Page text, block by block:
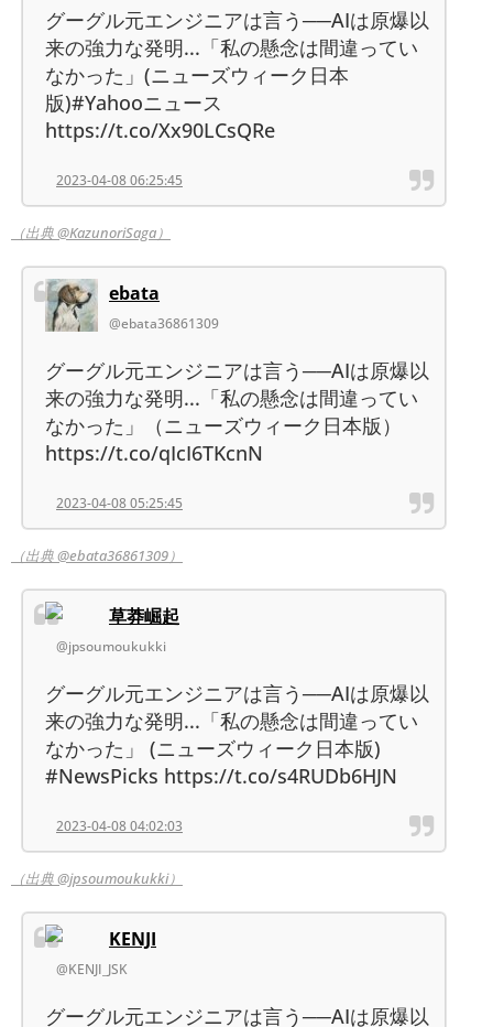
グーグル元エンジニアは言う──AIは原爆以
来の強力な発明...「私の懸念は間違ってい
なかった」(ニューズウィーク日本
版)#Yahooニュース
https://t.co/Xx90LCsQRe
2023-04-08 06:25:45
（出典 @KazunoriSaga）
ebata
@ebata36861309
グーグル元エンジニアは言う──AIは原爆以
来の強力な発明...「私の懸念は間違ってい
なかった」（ニューズウィーク日本版）
https://t.co/qIcI6TKcnN
2023-04-08 05:25:45
（出典 @ebata36861309）
草莽崛起
@jpsoumoukukki
グーグル元エンジニアは言う──AIは原爆以
来の強力な発明...「私の懸念は間違ってい
なかった」 (ニューズウィーク日本版)
#NewsPicks https://t.co/s4RUDb6HJN
2023-04-08 04:02:03
（出典 @jpsoumoukukki）
KENJI
@KENJI_JSK
グーグル元エンジニアは言う──AIは原爆以